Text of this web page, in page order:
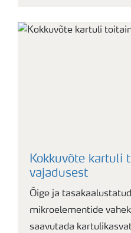
Kokkuvõte kartuli
vajadusest
Õige ja
mikroelementide
saavutada